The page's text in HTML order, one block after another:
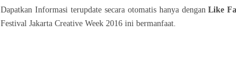
Dapatkan Informasi terupdate secara otomatis hanya denganLike
Festival Jakarta Creative Week 2016 ini bermanfaat.